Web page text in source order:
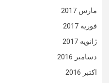
مارس 2017
فوریه 2017
ژانویه 2017
دسامبر 2016
اکتبر 2016